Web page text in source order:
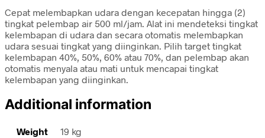
Cepat melembapkan udara dengan kecepatan hingga (2)
tingkat pelembap air 500 ml/jam. Alat ini mendeteksi tingkat
kelembapan di udara dan secara otomatis melembapkan
udara sesuai tingkat yang diinginkan. Pilih target tingkat
kelembapan 40%, 50%, 60% atau 70%, dan pelembap akan
otomatis menyala atau mati untuk mencapai tingkat
kelembapan yang diinginkan.
Additional information
Weight
19 kg